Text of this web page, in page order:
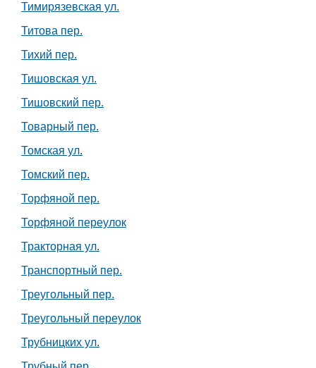
Тимирязевская ул.
Титова пер.
Тихий пер.
Тишовская ул.
Тишовский пер.
Товарный пер.
Томская ул.
Томский пер.
Торфяной пер.
Торфяной переулок
Тракторная ул.
Транспортный пер.
Треугольный пер.
Треугольный переулок
Трубницких ул.